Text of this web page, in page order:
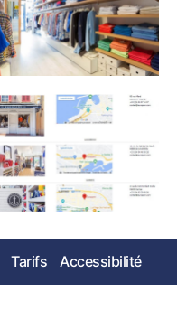
Tarifs Accessibilité